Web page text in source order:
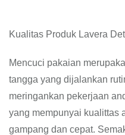
Kualitas Produk Lavera
Mencuci pakaian
tangga yang dijalankan
meringankan pekerjaan
yang mempunyai kualittas
gampang dan cepat.